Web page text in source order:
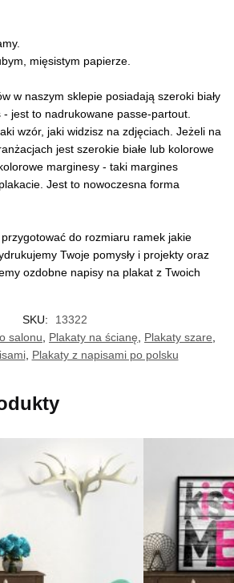
mięsistym papierze.
w naszym sklepie posiadają szeroki biały
jest to nadrukowane passe-partout.
wzór, jaki widzisz na zdjęciach. Jeżeli na
jest szerokie białe lub kolorowe
marginesy - taki margines
Jest to nowoczesna forma
do rozmiaru ramek jakie
Twoje pomysły i projekty oraz
ozdobne napisy na plakat z Twoich
SKU:
13322
salonu Plakaty na ścianę Plakaty szare
, Plakaty z napisami po polsku